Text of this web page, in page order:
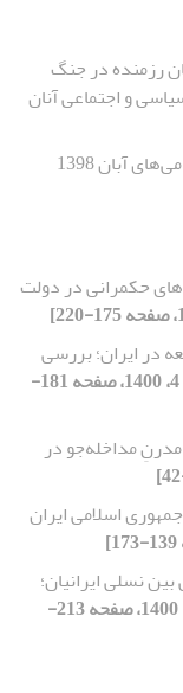
رزمنده در جنگ
و اجتماعی آنان
آبان 1398
حکمرانی در دولت
در ایران؛ بررسی
[دوره 16، شماره 4، 1400، صفحه 181-
مداخله‌جو در
اسلامی ایران
نسلی ایرانیان؛
[دوره 16، شماره 3، 1400، صفحه 213-